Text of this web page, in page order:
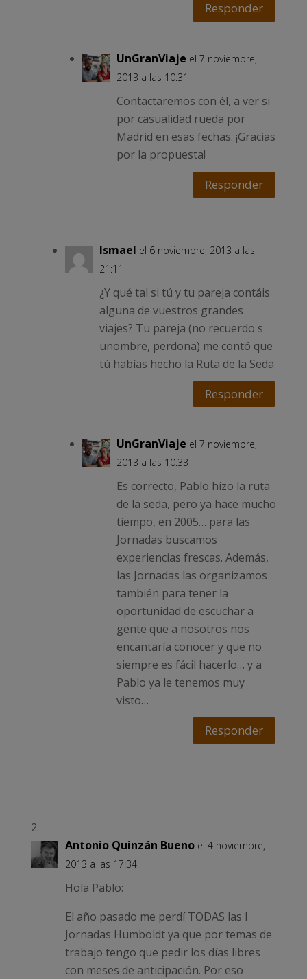
Responder
UnGranViaje el 7 noviembre,
2013 a las 10:31
Contactaremos con él, a ver si
por casualidad rueda por
Madrid en esas fechas. ¡Gracias
por la propuesta!
Responder
Ismael el 6 noviembre, 2013 a las
21:11
¿Y qué tal si tú y tu pareja contáis
alguna de vuestros grandes
viajes? Tu pareja (no recuerdo s
unombre, perdona) me contó que
tú habías hecho la Ruta de la Seda
Responder
UnGranViaje el 7 noviembre,
2013 a las 10:33
Es correcto, Pablo hizo la ruta
de la seda, pero ya hace mucho
tiempo, en 2005… para las
Jornadas buscamos
experiencias frescas. Además,
las Jornadas las organizamos
también para tener la
oportunidad de escuchar a
gente que a nosotros nos
encantaría conocer y que no
siempre es fácil hacerlo… y a
Pablo ya le tenemos muy
visto…
Responder
Antonio Quinzán Bueno el 4 noviembre,
2013 a las 17:34
Hola Pablo:
El año pasado me perdí TODAS las I
Jornadas Humboldt ya que por temas de
trabajo tengo que pedir los días libres
con meses de anticipación. Por eso